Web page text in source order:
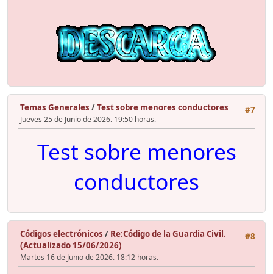
#7
Temas Generales /Test sobre menores conductores
Jueves 25 de Junio de 2026. 19:50 horas.
Test sobre menores
conductores
#8
Códigos electrónicos / Re:Código de la Guardia Civil.
(Actualizado 15/06/2026)
Martes 16 de Junio de 2026. 18:12 horas.